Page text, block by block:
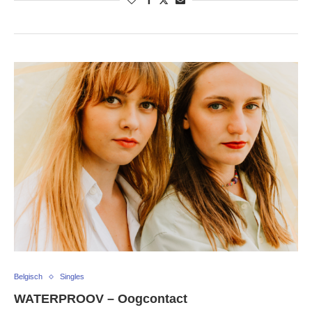
Belgisch Singles
WATERPROOV – Oogcontact